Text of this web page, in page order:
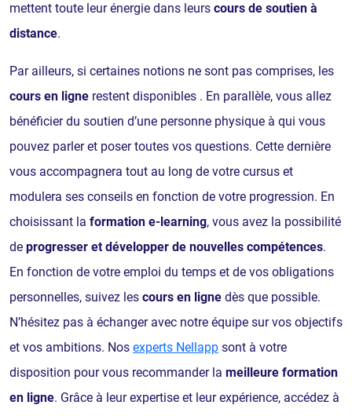
mettent toute leur énergie dans leurs cours de soutien à
distance.
Par ailleurs, si certaines notions ne sont pas comprises, les
cours en ligne restent disponibles . En parallèle, vous allez
bénéficier du soutien d’une personne physique à qui vous
pouvez parler et poser toutes vos questions. Cette dernière
vous accompagnera tout au long de votre cursus et
modulera ses conseils en fonction de votre progression. En
choisissant la formation e-learning, vous avez la possibilité
de progresser et développer de nouvelles compétences.
En fonction de votre emploi du temps et de vos obligations
personnelles, suivez les cours en ligne dès que possible.
N’hésitez pas à échanger avec notre équipe sur vos objectifs
et vos ambitions. Nos experts Nellapp sont à votre
disposition pour vous recommander la meilleure formation
en ligne. Grâce à leur expertise et leur expérience, accédez à